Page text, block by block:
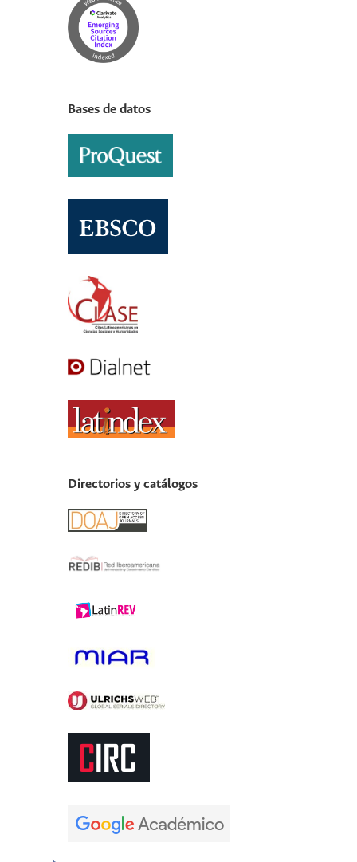
Bases de datos
Directorios y catálogos